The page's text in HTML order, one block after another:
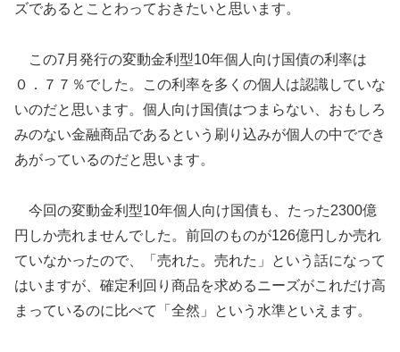
ズであるとことわっておきたいと思います。
この7月発行の変動金利型10年個人向け国債の利率は
０．７７％でした。この利率を多くの個人は認識していな
いのだと思います。個人向け国債はつまらない、おもしろ
みのない金融商品であるという刷り込みが個人の中ででき
あがっているのだと思います。
今回の変動金利型10年個人向け国債も、たった2300億
円しか売れませんでした。前回のものが126億円しか売れ
ていなかったので、「売れた。売れた」という話になって
はいますが、確定利回り商品を求めるニーズがこれだけ高
まっているのに比べて「全然」という水準といえます。